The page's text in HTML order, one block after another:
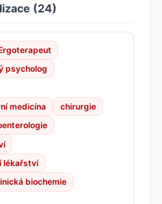
(24)
psycholog
medicína
chirurgie
lékařství
biochemie